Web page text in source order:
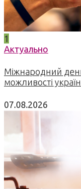
1
Актуально
Міжнародний
можливості
07.08.2026